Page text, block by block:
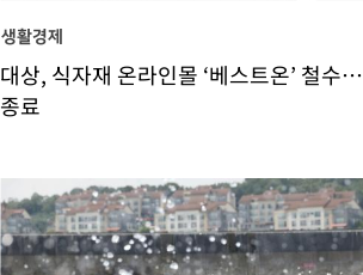
생활경제
대상, 식자재 온라인몰 ‘베스트온’ 철수
종료